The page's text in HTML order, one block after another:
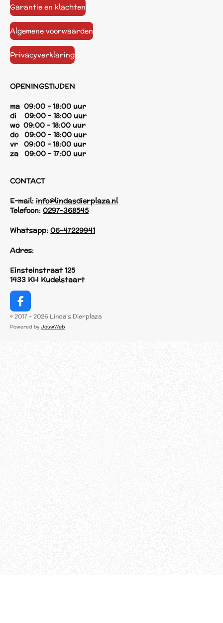
Garantie en klachten
Algemene voorwaarden
Privacyverklaring
OPENINGSTIJDEN
ma 09:00 - 18:00 uur
di 09:00 - 18:00 uur
wo 09:00 - 18:00 uur
do 09:00 - 18:00 uur
vr 09:00 - 18:00 uur
za 09:00 - 17:00 uur
CONTACT
E-mail: info@lindasdierplaza.nl
Telefoon: 0297-368545
Whatsapp: 06-47229941
Adres:
Einsteinstraat 125
1433 KH Kudelstaart
F
a
c
© 2017 - 2026 Linda's Dierplaza
Powered by JouwWeb